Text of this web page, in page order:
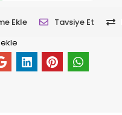
Ekle Tavsiye Et